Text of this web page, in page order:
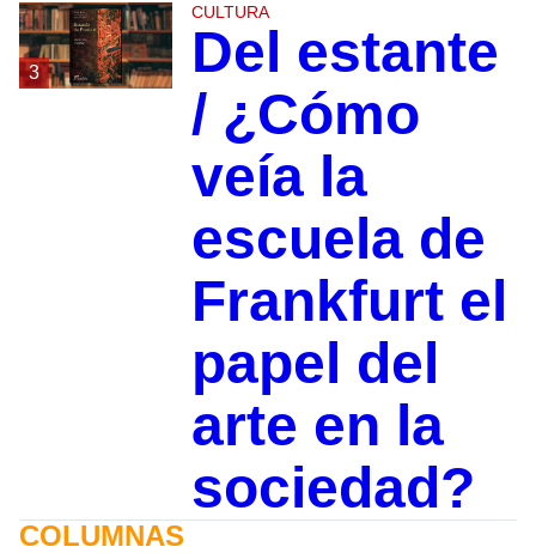
3
CULTURA
Del estante
/ ¿Cómo
veía la
escuela de
Frankfurt el
papel del
arte en la
sociedad?
COLUMNAS